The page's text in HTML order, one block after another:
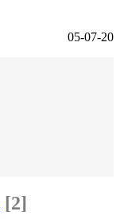
05-07-20
[2]